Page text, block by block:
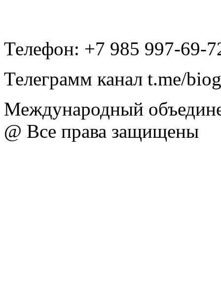
Телефон: +7 985 997-69-
Телеграмм канал t.me/
Международный
@ Все права защищены